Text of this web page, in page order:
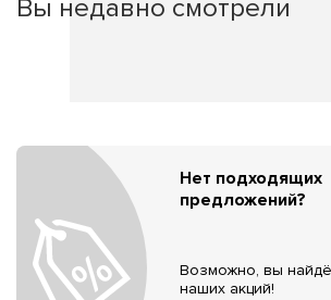
Вы недавно смотрели
Нет подходящих
предложений?
Возможно, вы
наших акций!